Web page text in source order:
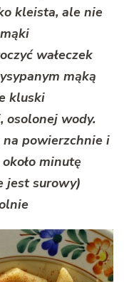
kleista, ale nie
wałeczek
mąką
kluski
osolonej wody.
na powierzchnie i
minutę
jest surowy)